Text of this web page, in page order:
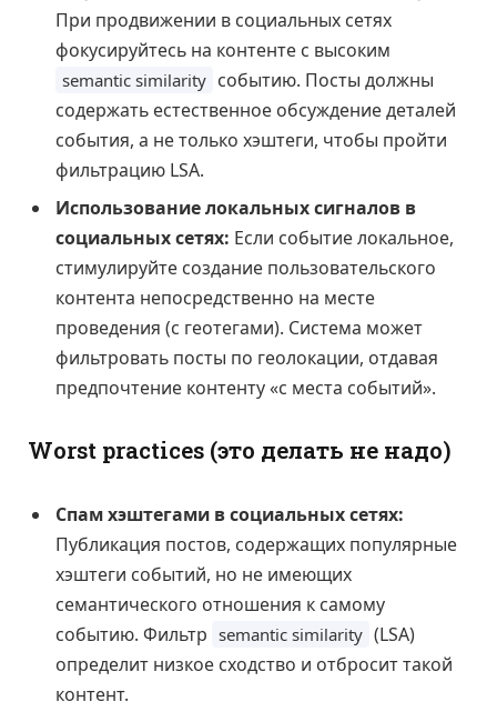
При продвижении в социальных сетях
фокусируйтесь на контенте с высоким
semantic similarity событию. Посты должны
содержать естественное обсуждение деталей
события, а не только хэштеги, чтобы пройти
фильтрацию LSA.
Использование локальных сигналов в
социальных сетях: Если событие локальное,
стимулируйте создание пользовательского
контента непосредственно на месте
проведения (с геотегами). Система может
фильтровать посты по геолокации, отдавая
предпочтение контенту «с места событий».
Worst practices (это делать не надо)
Спам хэштегами в социальных сетях:
Публикация постов, содержащих популярные
хэштеги событий, но не имеющих
семантического отношения к самому
событию. Фильтр semantic similarity (LSA)
определит низкое сходство и отбросит такой
контент.